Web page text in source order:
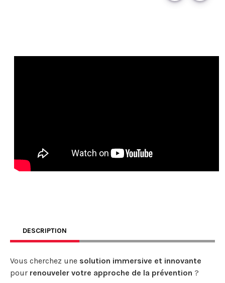
DESCRIPTION
Vous cherchez une solution immersive et innovante
pour renouveler votre approche de la prévention ?